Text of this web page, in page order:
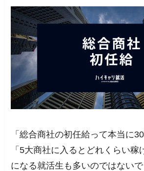
「総合商社の初任給って本当に
「5大商社に入るとどれくらい稼
になる就活生も多いのではないで